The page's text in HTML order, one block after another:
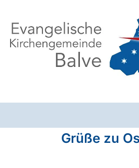
Grüße zu